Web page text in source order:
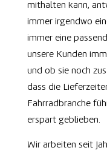
mithalten kann,
immer irgendwo
immer eine
unsere Kunden
und ob sie noch
dass die
Fahrradbranche
erspart geblieben.
Wir arbeiten seit